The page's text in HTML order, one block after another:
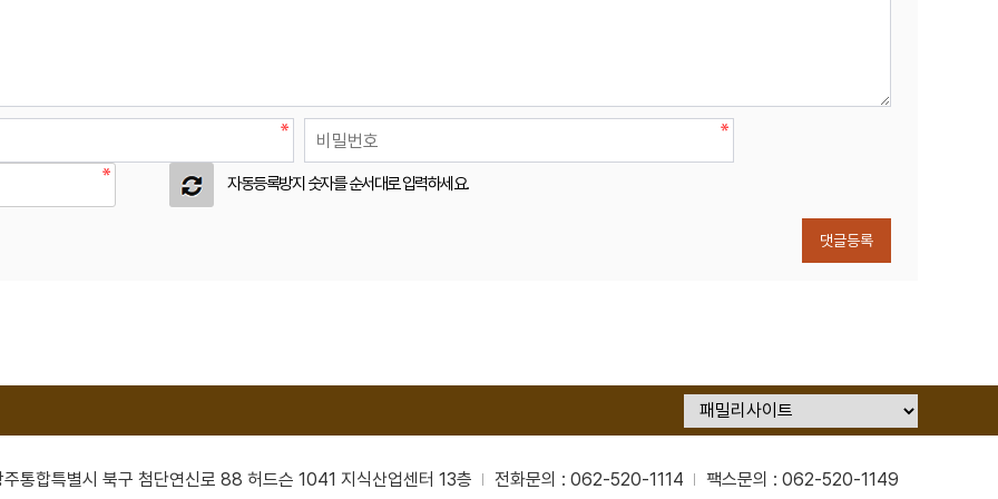
자동등록방지 숫자를 순서대로 입력하세요.
댓글등록
통합특별시 북구 첨단연신로 88 허드슨 1041 지식산업센터 13층 전화문의 : 062-520-1114 팩스문의 : 062-520-1149